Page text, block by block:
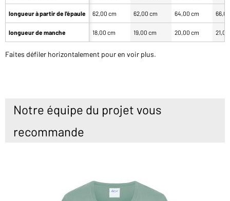
longueur à partir de l'épaule
longueur de manche
62,00 cm 62,00 cm 64,00 cm
18,00 cm 19,00 cm 20,00 cm
Faites défiler horizontalement pour en voir plus.
Notre équipe du projet vous
recommande